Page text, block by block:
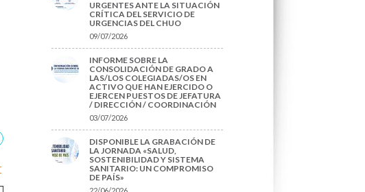
URGENTES ANTE LA SITUACIÓN
CRÍTICA DEL SERVICIO DE
URGENCIAS DEL CHUO
09/07/2026
INFORME SOBRE LA
CONSOLIDACIÓN DE GRADO A
LAS/LOS COLEGIADAS/OS EN
ACTIVO QUE HAN EJERCIDO O
EJERCEN PUESTOS DE JEFATURA
/ DIRECCIÓN / COORDINACIÓN
03/07/2026
DISPONIBLE LA GRABACIÓN DE
LA JORNADA «SALUD,
SOSTENIBILIDAD Y SISTEMA
SANITARIO: UN COMPROMISO
DE PAÍS»
22/06/2026